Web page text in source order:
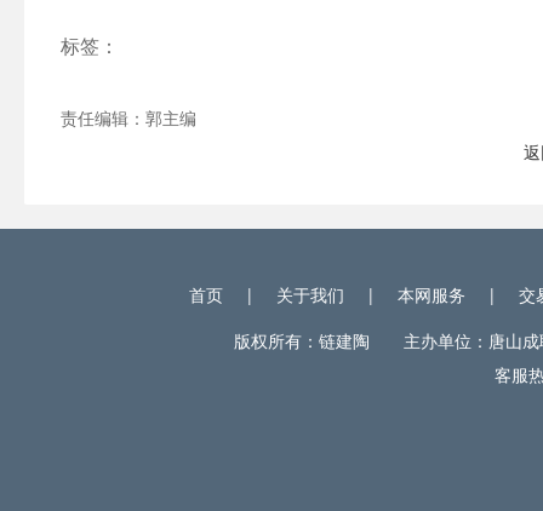
标签：
责任编辑：郭主编
首页 | 关于我们 | 本网服务 |
交
版权所有：链建陶 主办单位：唐山
客服